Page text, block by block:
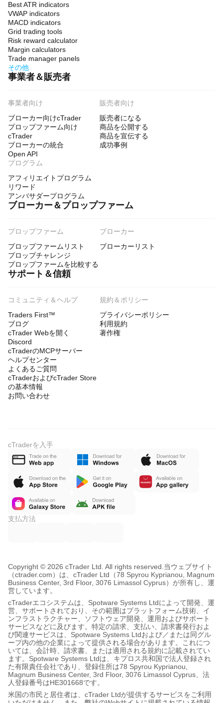
Best ATR indicators
VWAP indicators
MACD indicators
Grid trading tools
Risk reward calculator
Margin calculators
Trade manager panels
その他
事業者＆販売者
事業者向け
ブローカー向けcTrader
プロップファーム向け
cTrader
ブローカーの統合
Open API
販売者向け
販売者になる
商品を公開する
商品を宣伝する
成功事例
プログラム
アフィリエイトプログラム
リワード
アンバサダープログラム
ブローカー＆プロップファーム
プロップファーム
プロップファームリスト
プロップチャレンジ
プロップファームを比較する
ブローカー
ブローカーリスト
サポート＆信頼
コミュニティ＆ヘルプ
Traders First™
ブログ
cTrader Webを開く
Discord
cTraderのMCPサーバー
ヘルプセンター
よくあるご質問
cTraderおよびcTrader Store
の基本情報
お問い合わせ
規約＆ポリシー
プライバシーポリシー
利用規約
著作権
cTraderを入手
支払方法
Copyright © 2026 cTrader Ltd. All rights reserved. 当ウェブサイト
（ctrader.com）は、cTrader Ltd（78 Spyrou Kyprianou, Magnum
Business Center, 3rd Floor, 3076 Limassol Cyprus）が所有し、運
営しています。
cTraderエコシステムは、Spotware Systems Ltdによって開発、運
営、サポートされており、その範囲はプラットフォーム技術、イ
ンフラストラクチャー、ソフトウェア開発、運用およびサポート
サービスなどに及びます。特定の請求、支払い、請求書発行およ
び関連サービスは、Spotware Systems Ltdおよび／または同グル
ープ内の他の企業によって提供される場合があります。これにつ
いては、会計時、請求書、または適用される規約に記載されてい
ます。Spotware Systems Ltdは、キプロス共和国で法人登録され
た有限責任会社であり、登録住所は78 Spyrou Kyprianou,
Magnum Business Center, 3rd Floor, 3076 Limassol Cyprus、法
人登録番号はHE301668です。
米国の市民と居住者は、cTrader Ltdが提供するサービスをご利用